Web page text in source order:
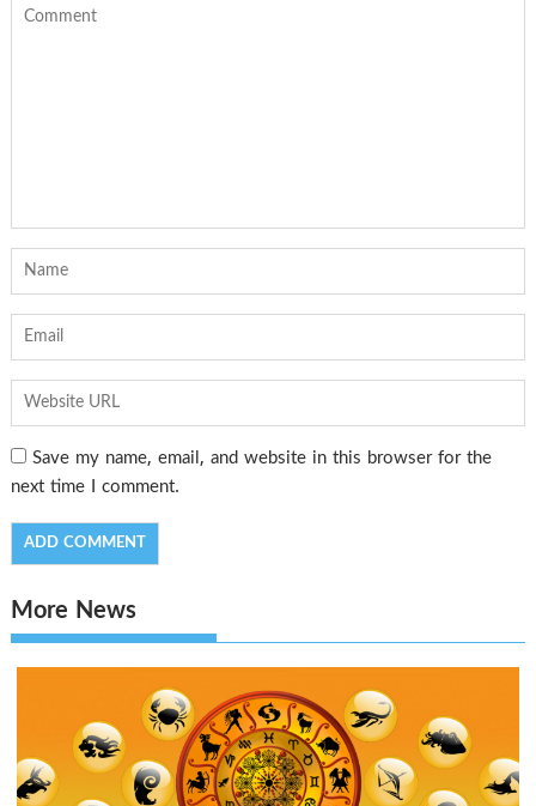
Save my name, email, and website in this browser for the
next time I comment.
More News